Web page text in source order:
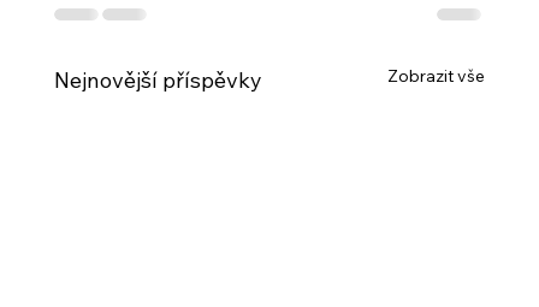
Nejnovější příspěvky Zobrazit vše